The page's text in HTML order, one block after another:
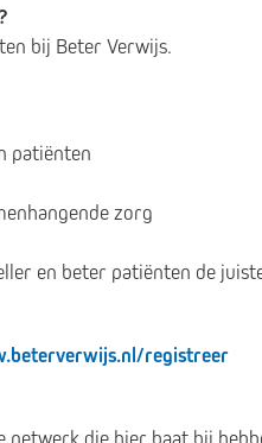
bij Beter Verwijs.
patiënten
zorg
en beter patiënten de
registreer